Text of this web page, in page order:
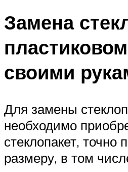
Замена
своими
Для замены
необходимо
стеклопакет, точно
размеру, в том